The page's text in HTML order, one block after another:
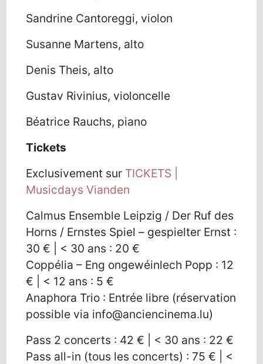
Sandrine Cantoreggi, violon
Susanne Martens, alto
Denis Theis, alto
Gustav Rivinius, violoncelle
Béatrice Rauchs, piano
Tickets
Exclusivement sur TICKETS |
Musicdays Vianden
Calmus Ensemble Leipzig / Der Ruf des
Horns / Ernstes Spiel – gespielter Ernst :
30 € | < 30 ans : 20 €
Coppélia – Eng ongewéinlech Popp : 12
€ | < 12 ans : 5 €
Anaphora Trio : Entrée libre (réservation
possible via info@anciencinema.lu)
Pass 2 concerts : 42 € | < 30 ans : 22 €
Pass all-in (tous les concerts) : 75 € | <